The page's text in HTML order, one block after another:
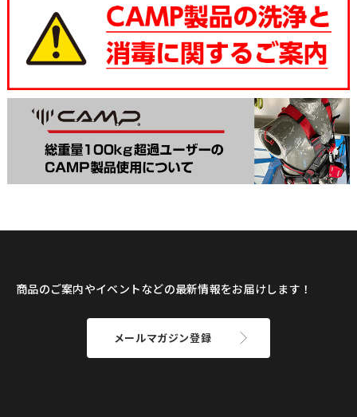
商品のご案内やイベントなどの最新情報をお届けします！
メールマガジン登録